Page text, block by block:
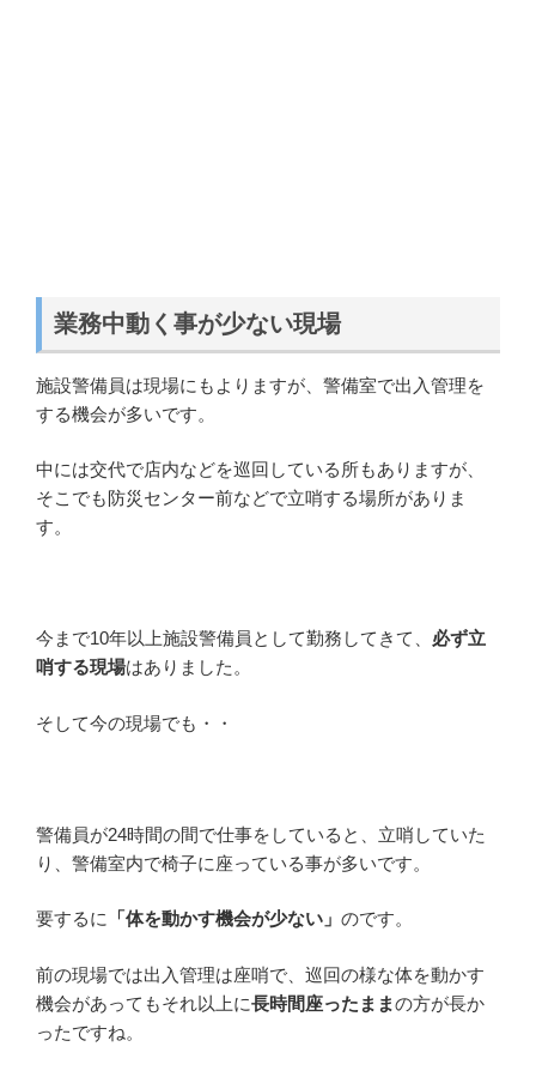
業務中動く事が少ない現場
施設警備員は現場にもよりますが、警備室で出入管理を
する機会が多いです。
中には交代で店内などを巡回している所もありますが、
そこでも防災センター前などで立哨する場所がありま
す。
今まで10年以上施設警備員として勤務してきて、 必ず立
哨する現場はありました。
そして今の現場でも・・
警備員が24時間の間で仕事をしていると、立哨していた
り、警備室内で椅子に座っている事が多いです。
要するに 「体を動かす機会が少ない」 のです。
前の現場では出入管理は座哨で、巡回の様な体を動かす
機会があってもそれ以上に長時間座ったままの方が長か
ったですね。